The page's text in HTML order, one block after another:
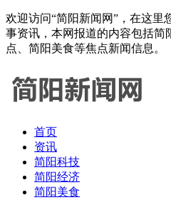
欢迎访问“简阳新闻网”，在这里
事资讯，本网报道的内容包括简
点、简阳美食等焦点新闻信息。
首页
资讯
简阳科技
简阳经济
简阳美食